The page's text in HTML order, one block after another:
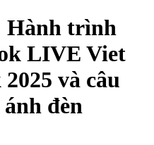
Hành trình
LIVE Viet
và câu
đèn